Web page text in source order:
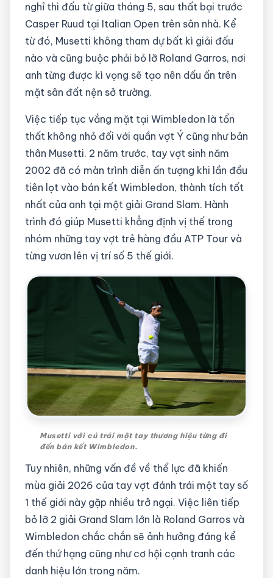
nghỉ thi đấu từ giữa tháng 5, sau thất bại trước
Casper Ruud tại Italian Open trên sân nhà. Kể
từ đó, Musetti không tham dự bất kì giải đấu
nào và cũng buộc phải bỏ lỡ Roland Garros, nơi
anh từng được kì vọng sẽ tạo nên dấu ấn trên
mặt sân đất nện sở trường.
Việc tiếp tục vắng mặt tại Wimbledon là tổn
thất không nhỏ đối với quần vợt Ý cũng như bản
thân Musetti. 2 năm trước, tay vợt sinh năm
2002 đã có màn trình diễn ấn tượng khi lần đầu
tiên lọt vào bán kết Wimbledon, thành tích tốt
nhất của anh tại một giải Grand Slam. Hành
trình đó giúp Musetti khẳng định vị thế trong
nhóm những tay vợt trẻ hàng đầu ATP Tour và
từng vươn lên vị trí số 5 thế giới.
Musetti với cú trái một tay thương hiệu từng đi
đến bán kết Wimbledon.
Tuy nhiên, những vấn đề về thể lực đã khiến
mùa giải 2026 của tay vợt đánh trái một tay số
1 thế giới này gặp nhiều trở ngại. Việc liên tiếp
bỏ lỡ 2 giải Grand Slam lớn là Roland Garros và
Wimbledon chắc chắn sẽ ảnh hưởng đáng kể
đến thứ hạng cũng như cơ hội cạnh tranh các
danh hiệu lớn trong năm.